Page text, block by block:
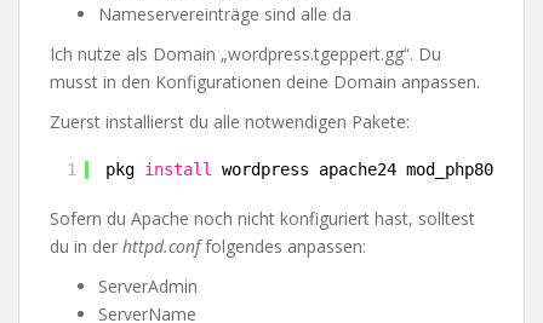
Nameservereinträge sind alle da
Ich nutze als Domain „wordpress.tgeppert.gg“. Du
musst in den Konfigurationen deine Domain anpassen.
Zuerst installierst du alle notwendigen Pakete:
1 pkg install wordpress apache24 mod_php80
Sofern du Apache noch nicht konfiguriert hast, solltest
du in der httpd.conffolgendes anpassen:
ServerAdmin
ServerName